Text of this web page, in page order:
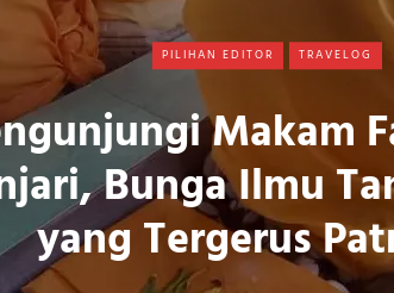
PILIHAN EDITOR TRAVELOG
Makam
Bunga Ilmu
yang Tergerus